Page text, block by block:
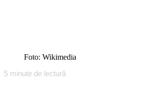
Foto: Wikimedia
5 minute de lectură